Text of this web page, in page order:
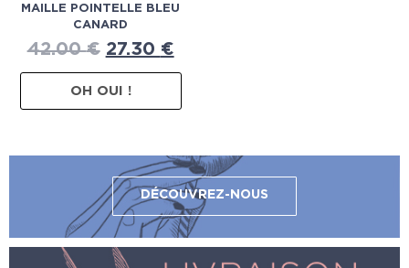
MAILLE POINTELLE BLEU
CANARD
42.00€ 27.30 €
OH OUI !
DÉCOUVREZ-NOUS